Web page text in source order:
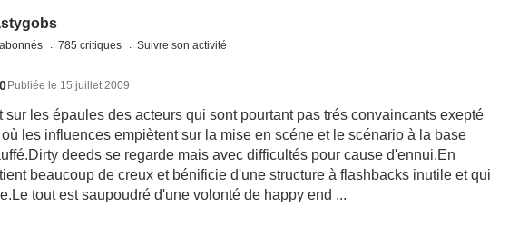
785 critiques Suivre son activité
Publiée le 15 juillet 2009
sur les épaules des acteurs qui sont pourtant pas trés convaincants exepté
les influences empiètent sur la mise en scéne et le scénario à la base
deeds se regarde mais avec difficultés pour cause d'ennui.En
beaucoup de creux et bénificie d'une structure à flashbacks inutile et qui
tout est saupoudré d'une volonté de happy end ...